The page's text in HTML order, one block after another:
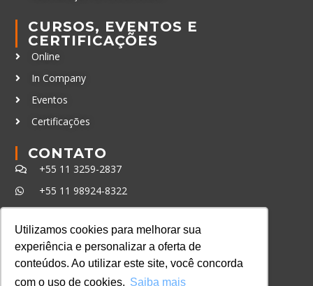
Utilizamos cookies para melhorar sua
experiência e personalizar a oferta de
conteúdos. Ao utilizar este site, você concorda
com o uso de cookies. Saiba mais
CURSOS, EVENTOS E
CERTIFICAÇÕES
Online
In Company
Eventos
Certificações
CONTATO
+55 11 3259-2837
+55 11 98924-8322
contato@lec.com.br
Ferramenta Antifraude
Consulte aqui o cadastro da Instituição no